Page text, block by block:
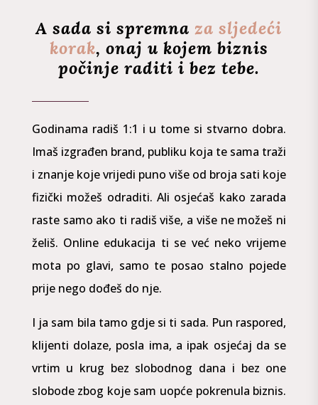
A sada si spremnaza sljedeći
korak, onaj u kojem biznis
počinje raditi i bez tebe.
Godinama radiš 1:1 i u tome si stvarno dobra.
Imaš izgrađen brand, publiku koja te sama traži
i znanje koje vrijedi puno više od broja sati koje
fizički možeš odraditi. Ali osjećaš kako zarada
raste samo ako ti radiš više, a više ne možeš ni
želiš. Online edukacija ti se već neko vrijeme
mota po glavi, samo te posao stalno pojede
prije nego dođeš do nje.
I ja sam bila tamo gdje si ti sada. Pun raspored,
klijenti dolaze, posla ima, a ipak osjećaj da se
vrtim u krug bez slobodnog dana i bez one
slobode zbog koje sam uopće pokrenula biznis.